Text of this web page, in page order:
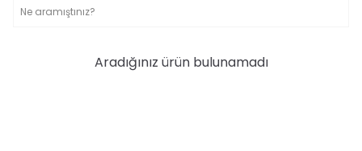
Aradığınız ürün bulunamadı